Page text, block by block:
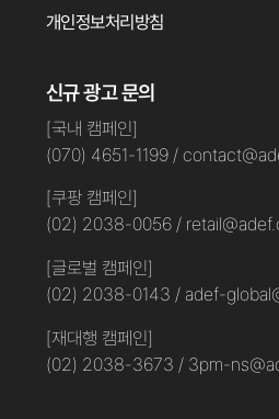
개인정보처리방침
신규 광고 문의
[국내 캠페인]
(070) 4651-1199 /
[쿠팡 캠페인]
(02) 2038-0056 /
[글로벌 캠페인]
(02) 2038-0143 / adef-
[재대행 캠페인]
(02) 2038-3673 / 3pm-